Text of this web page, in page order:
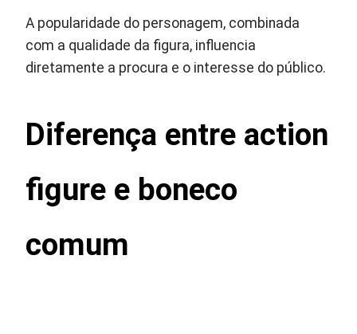
A popularidade do personagem, combinada
com a qualidade da figura, influencia
diretamente a procura e o interesse do público.
Diferença entre action
figure e boneco
comum